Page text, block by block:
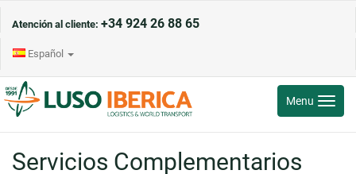
Atención al cliente: +34 924 26 88 65
Español
Toggle
Menu
Servicios Complementarios